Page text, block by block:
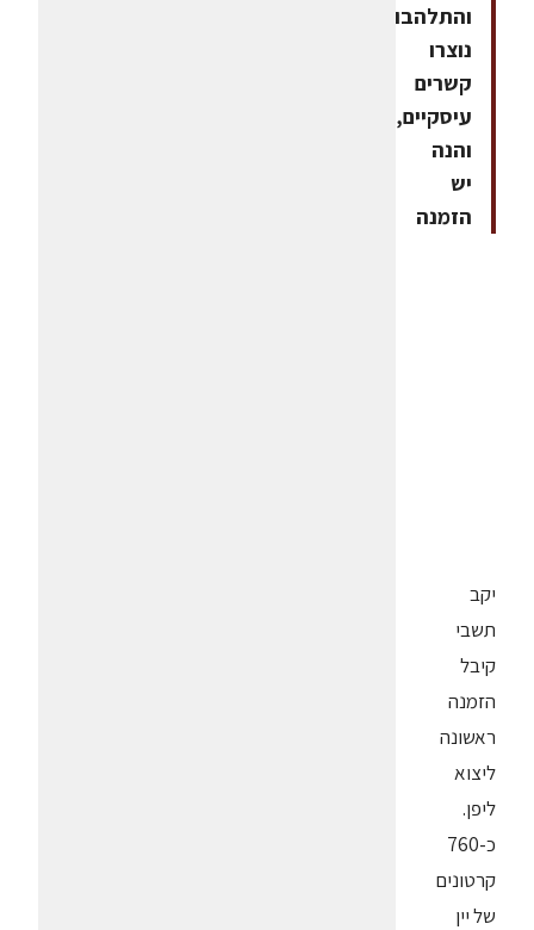
והתלהבו,
נוצרו
קשרים
עיסקיים,
והנה
יש
הזמנה
יקב
תשבי
קיבל
הזמנה
ראשונה
ליצוא
ליפן.
כ-760
קרטונים
של יין